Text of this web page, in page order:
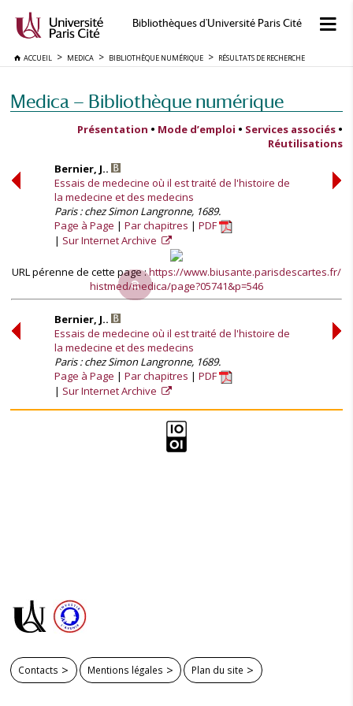
Bibliothèques d'Université Paris Cité
ACCUEIL MEDICA BIBLIOTHÈQUE NUMÉRIQUE RÉSULTATS DE RECHERCHE
Medica — Bibliothèque numérique
Présentation • Mode d’emploi • Services associés •
Réutilisations
Bernier, J..
Essais de medecine où il est traité de l'histoire de
la medecine et des medecins
Paris : chez Simon Langronne, 1689.
Page à Page
Par chapitres
PDF
Sur Internet Archive
URL pérenne de cette page :https://www.biusante.parisdescartes.fr/
histmed/medica/page?05741&p=546
Bernier, J..
Essais de medecine où il est traité de l'histoire de
la medecine et des medecins
Paris : chez Simon Langronne, 1689.
Page à Page
Par chapitres
PDF
Sur Internet Archive
Contacts Mentions légales Plan du site